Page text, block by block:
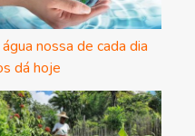
nossa de cada dia
dá hoje